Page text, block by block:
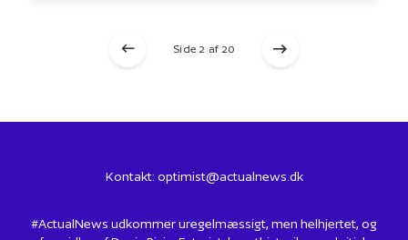
Side 2 af 20
Kontakt: optimist@actualnews.dk
#ActualNews udkommer uregelmæssigt, men helhjertet, og